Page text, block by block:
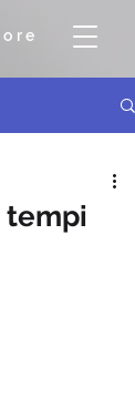
tempi